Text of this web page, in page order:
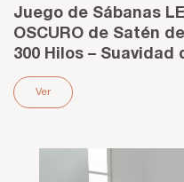
Juego de Sábanas
OSCURO de Satén
300 Hilos – Suavidad
Ver